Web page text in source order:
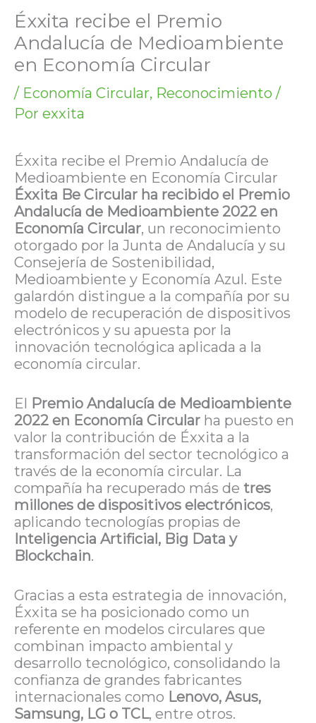
Éxxita recibe el Premio
Andalucía de Medioambiente
en Economía Circular
/ Economía Circular, Reconocimiento /
Por exxita
Éxxita recibe el Premio Andalucía de
Medioambiente en Economía Circular
Éxxita Be Circular ha recibido el Premio
Andalucía de Medioambiente 2022 en
Economía Circular, un reconocimiento
otorgado por la Junta de Andalucía y su
Consejería de Sostenibilidad,
Medioambiente y Economía Azul. Este
galardón distingue a la compañía por su
modelo de recuperación de dispositivos
electrónicos y su apuesta por la
innovación tecnológica aplicada a la
economía circular.
El Premio Andalucía de Medioambiente
2022 en Economía Circular ha puesto en
valor la contribución de Éxxita a la
transformación del sector tecnológico a
través de la economía circular. La
compañía ha recuperado más de tres
millones de dispositivos electrónicos,
aplicando tecnologías propias de
Inteligencia Artificial, Big Data y
Blockchain.
Gracias a esta estrategia de innovación,
Éxxita se ha posicionado como un
referente en modelos circulares que
combinan impacto ambiental y
desarrollo tecnológico, consolidando la
confianza de grandes fabricantes
internacionales como Lenovo, Asus,
Samsung, LG o TCL, entre otros.